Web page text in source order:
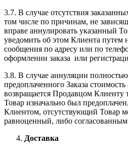
3.7. В случае отсутствия
том числе по причинам, не
вправе аннулировать указанный
уведомить об этом Клиента путем
сообщения по адресу или по
оформлении заказа или
3.8. В случае аннуляции
предоплаченного Заказа
возвращается Продавцом Клиенту
Товар изначально был
Клиентом, отсутствующий Товар
равноценный, либо
Доставка